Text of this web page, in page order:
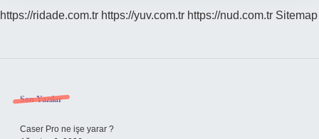
https://ridade.com.tr https://yuv.com.tr https://nud.com.tr Sitemap
Sidebar
Son Yazılar
Caser Pro ne işe yarar ?